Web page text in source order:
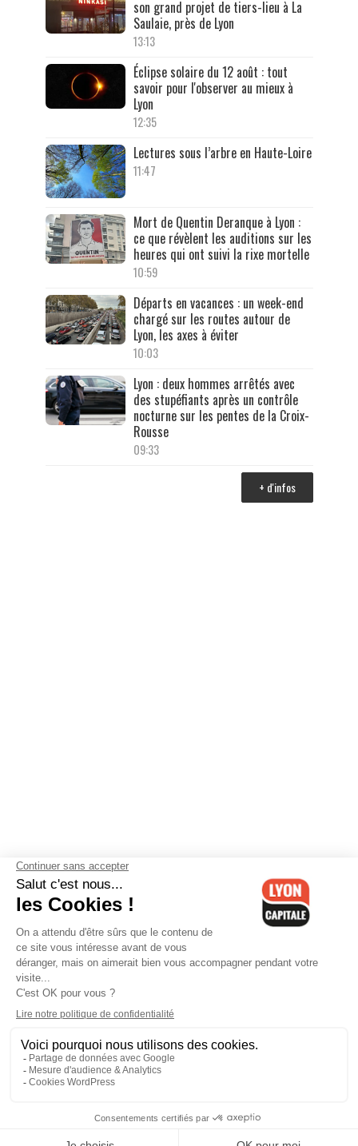
son grand projet de tiers-lieu à La
Saulaie, près de Lyon
13:13
Éclipse solaire du 12 août : tout
savoir pour l'observer au mieux à
Lyon
12:35
Lectures sous l’arbre en Haute-Loire
11:47
Mort de Quentin Deranque à Lyon :
ce que révèlent les auditions sur les
heures qui ont suivi la rixe mortelle
10:59
Départs en vacances : un week-end
chargé sur les routes autour de
Lyon, les axes à éviter
10:03
Lyon : deux hommes arrêtés avec
des stupéfiants après un contrôle
nocturne sur les pentes de la Croix-
Rousse
09:33
+ d'infos
Contactez-nous-Mentions légales-CGV-Politique de
confidentialité-Gestion des cookies
Cedex 06